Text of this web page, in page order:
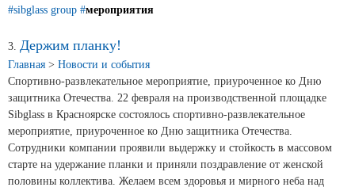
Сертификаты на продукцию Sibglass Trade
ГОСТы, ТУ и другая техническая документация
Проекты
Контакты
#sibglass group #мероприятия
3. Держим планку!
Главная > Новости и события
Спортивно-развлекательное мероприятие, приуроченное ко Дню
защитника Отечества. 22 февраля на производственной площадке
Sibglass в Красноярске состоялось спортивно-развлекательное
мероприятие, приуроченное ко Дню защитника Отечества.
Сотрудники компании проявили выдержку и стойкость в массовом
старте на удержание планки и приняли поздравление от женской
половины коллектива. Желаем всем здоровья и мирного неба над